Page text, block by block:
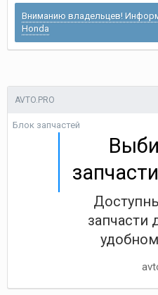
Вниманию владельцев!
Honda
AVTO.PRO
Блок запчастей
запчасти